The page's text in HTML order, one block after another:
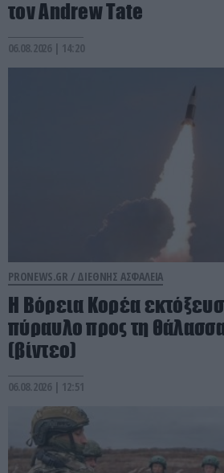
τον Andrew Tate
06.08.2026 | 14:20
PRONEWS.GR / ΔΙΕΘΝΗΣ ΑΣΦΑΛΕΙΑ
Η Βόρεια Κορέα
πύραυλο προς τη
(βίντεο)
06.08.2026 | 12:51